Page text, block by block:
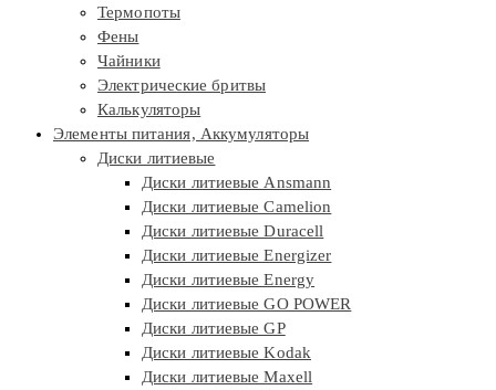
Термопоты
Фены
Чайники
Электрические бритвы
Калькуляторы
Элементы питания, Аккумуляторы
Диски литиевые
Диски литиевые Ansmann
Диски литиевые Camelion
Диски литиевые Duracell
Диски литиевые Energizer
Диски литиевые Energy
Диски литиевые GO POWER
Диски литиевые GP
Диски литиевые Kodak
Диски литиевые Maxell